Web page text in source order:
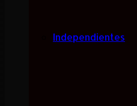
Independientes